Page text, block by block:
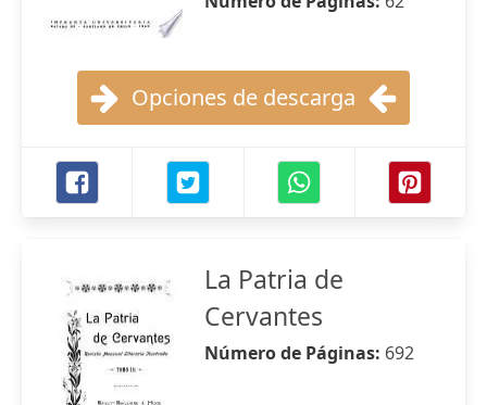
Opciones de descarga
La Patria de
Cervantes
Número de Páginas: 692